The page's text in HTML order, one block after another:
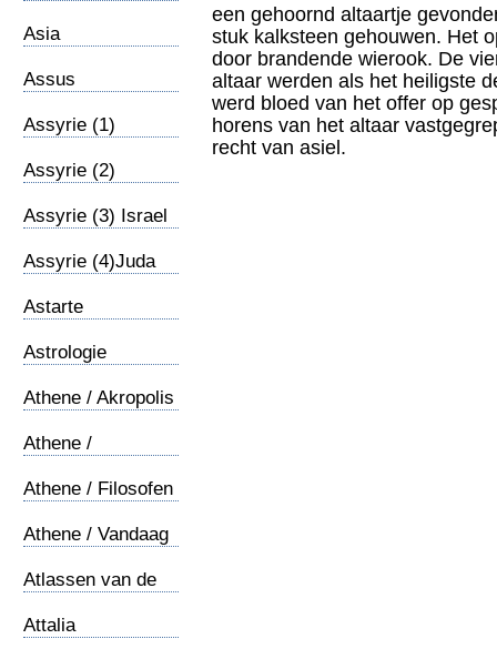
Asia
Assus
Assyrie (1)
Assyrie (2)
Assyrie (3) Israel
Assyrie (4)Juda
Astarte
Astrologie
Athene / Akropolis
Athene /
Athene / Filosofen
Athene / Vandaag
Atlassen van de
Attalia
een gehoornd altaartje
stuk kalksteen gehouwen. Het
door brandende wierook. De
altaar werden als het heiligste
werd bloed van het offer op
horens van het altaar
recht van asiel.